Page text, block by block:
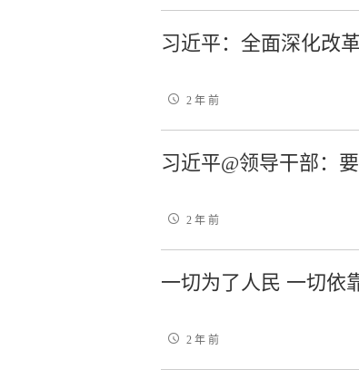
习近平：全面深化改
2 年 前
习近平@领导干部：
2 年 前
一切为了人民 一切依
2 年 前